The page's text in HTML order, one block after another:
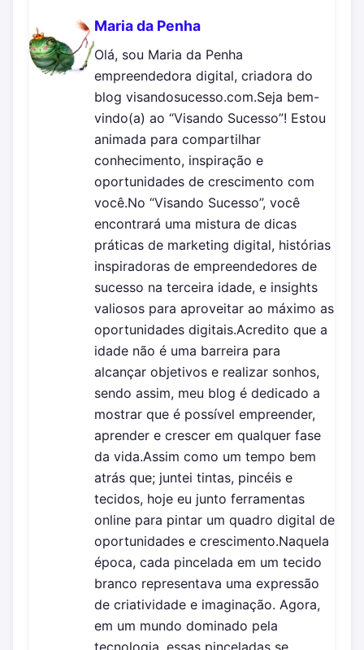
Maria da Penha
Olá, sou Maria da Penha
empreendedora digital, criadora do
blog visandosucesso.com.Seja bem-
vindo(a) ao “Visando Sucesso”! Estou
animada para compartilhar
conhecimento, inspiração e
oportunidades de crescimento com
você.No “Visando Sucesso”, você
encontrará uma mistura de dicas
práticas de marketing digital, histórias
inspiradoras de empreendedores de
sucesso na terceira idade, e insights
valiosos para aproveitar ao máximo as
oportunidades digitais.Acredito que a
idade não é uma barreira para
alcançar objetivos e realizar sonhos,
sendo assim, meu blog é dedicado a
mostrar que é possível empreender,
aprender e crescer em qualquer fase
da vida.Assim como um tempo bem
atrás que; juntei tintas, pincéis e
tecidos, hoje eu junto ferramentas
online para pintar um quadro digital de
oportunidades e crescimento.Naquela
época, cada pincelada em um tecido
branco representava uma expressão
de criatividade e imaginação. Agora,
em um mundo dominado pela